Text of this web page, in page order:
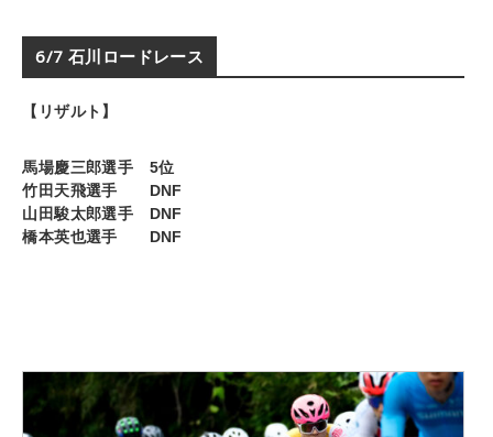
6/7 石川ロードレース
【リザルト】
馬場慶三郎選手 5位
竹田天飛選手 DNF
山田駿太郎選手 DNF
橋本英也選手 DNF